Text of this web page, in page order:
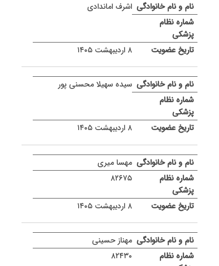
اشرف اماندادی
۸ اردیبهشت ۱۴۰۵
سیده سهیلا محسنی پور
۸ اردیبهشت ۱۴۰۵
مهسا میری
۸۲۶۷۵
۸ اردیبهشت ۱۴۰۵
مهناز حسینی
۸۲۴۳۰